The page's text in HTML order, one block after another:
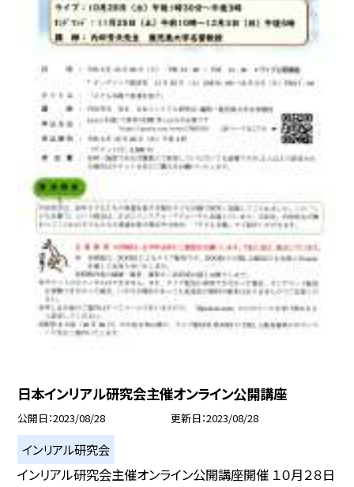
日本インリアル研究会主催オンライン公開講座
公開日 2023/08/28 更新日 2023/08/28
インリアル研究会
インリアル研究会主催オンライン公開講座開催 １０月２８日